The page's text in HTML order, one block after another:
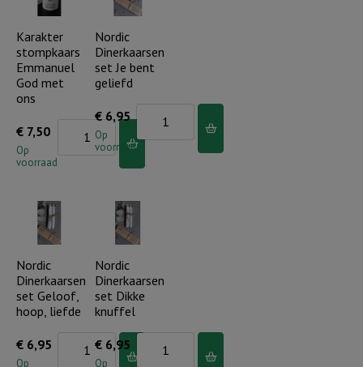
geboren
aantal
Karakter
stompkaars
Emmanuel
God met
ons
€ 7,50
Op
voorraad
Karakter
stompkaars
ons
Nordic
Dinerkaarsen
set Je bent
geliefd
€ 6,95
Op
voorraad
Nordic
Dinerkaarsen
bent
aantal
Nordic
Dinerkaarsen
set Geloof,
hoop, liefde
€ 6,95
Op
Nordic
Nordic
Dinerkaarsen
set Dikke
knuffel
€ 6,95
Op
Nordic